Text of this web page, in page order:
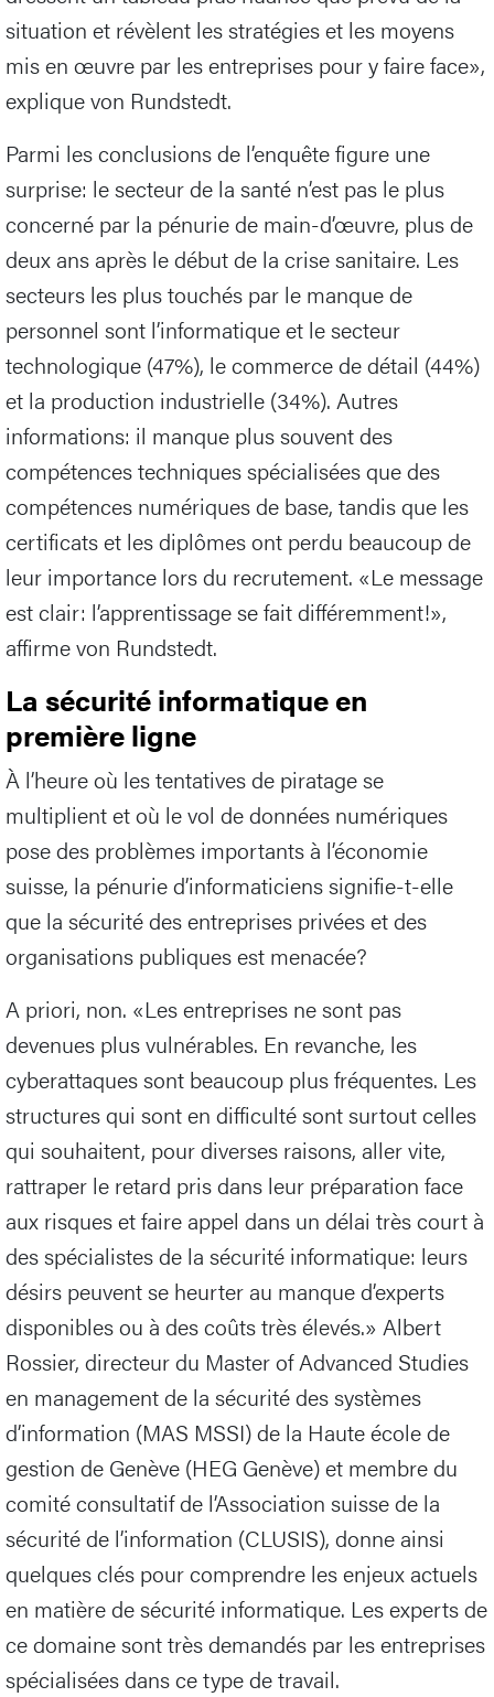
situation et révèlent les stratégies et les moyens
mis en œuvre par les entreprises pour y faire face»,
explique von Rundstedt.
Parmi les conclusions de l’enquête figure une
surprise: le secteur de la santé n’est pas le plus
concerné par la pénurie de main-d’œuvre, plus de
deux ans après le début de la crise sanitaire. Les
secteurs les plus touchés par le manque de
personnel sont l’informatique et le secteur
technologique (47%), le commerce de détail (44%)
et la production industrielle (34%). Autres
informations: il manque plus souvent des
compétences techniques spécialisées que des
compétences numériques de base, tandis que les
certificats et les diplômes ont perdu beaucoup de
leur importance lors du recrutement. «Le message
est clair: l’apprentissage se fait différemment!»,
affirme von Rundstedt.
La sécurité informatique en
première ligne
À l’heure où les tentatives de piratage se
multiplient et où le vol de données numériques
pose des problèmes importants à l’économie
suisse, la pénurie d’informaticiens signifie-t-elle
que la sécurité des entreprises privées et des
organisations publiques est menacée?
A priori, non. «Les entreprises ne sont pas
devenues plus vulnérables. En revanche, les
cyberattaques sont beaucoup plus fréquentes. Les
structures qui sont en difficulté sont surtout celles
qui souhaitent, pour diverses raisons, aller vite,
rattraper le retard pris dans leur préparation face
aux risques et faire appel dans un délai très court à
des spécialistes de la sécurité informatique: leurs
désirs peuvent se heurter au manque d’experts
disponibles ou à des coûts très élevés.» Albert
Rossier, directeur du Master of Advanced Studies
en management de la sécurité des systèmes
d’information (MAS MSSI) de la Haute école de
gestion de Genève (HEG Genève) et membre du
comité consultatif de l’Association suisse de la
sécurité de l’information (CLUSIS), donne ainsi
quelques clés pour comprendre les enjeux actuels
en matière de sécurité informatique. Les experts de
ce domaine sont très demandés par les entreprises
spécialisées dans ce type de travail.